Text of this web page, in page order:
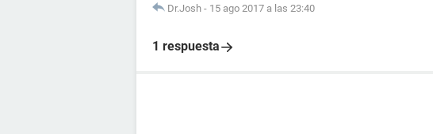
Dr.Josh - 15 ago 2017 a las 23:40
1 respuesta